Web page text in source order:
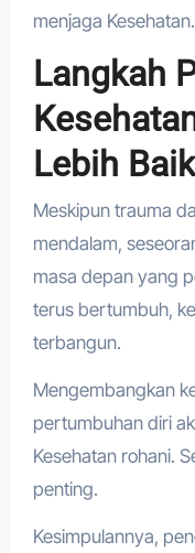
menjaga Kesehatan.
Langkah
Lebih Baik
Meskipun trauma
mendalam,
masa depan yang
terus bertumbuh,
terbangun.
Mengembangkan
pertumbuhan diri
Kesehatan rohani.
penting.
Kesimpulannya,